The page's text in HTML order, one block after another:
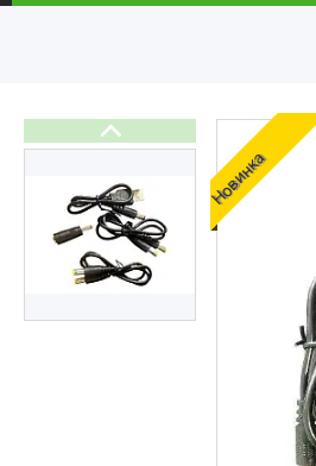
Новинка